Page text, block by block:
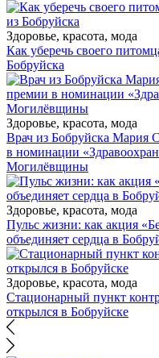
Здоровье, красота, мода
Как уберечь своего
Бобруйска
Здоровье, красота, мода
Врач из Бобруйска Мария
в номинации
Могилёвщины
Здоровье, красота, мода
Пульс жизни: как акция
объединяет сердца в
Здоровье, красота, мода
Стационарный пункт
открылся в Бобруйске